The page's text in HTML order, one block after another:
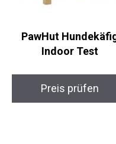
PawHut
Indoor Test
Preis prüfen